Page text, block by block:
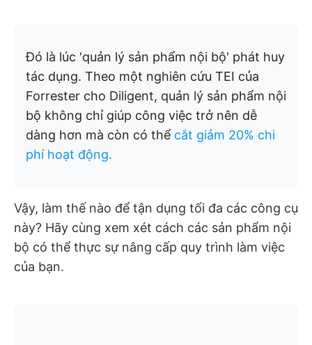
Đó là lúc 'quản lý sản phẩm nội bộ' phát huy
tác dụng. Theo một nghiên cứu TEI của
Forrester cho Diligent, quản lý sản phẩm nội
bộ không chỉ giúp công việc trở nên dễ
dàng hơn mà còn có thể cắt giảm 20% chi
phí hoạt động.
Vậy, làm thế nào để tận dụng tối đa các công cụ
này? Hãy cùng xem xét cách các sản phẩm nội
bộ có thể thực sự nâng cấp quy trình làm việc
của bạn.